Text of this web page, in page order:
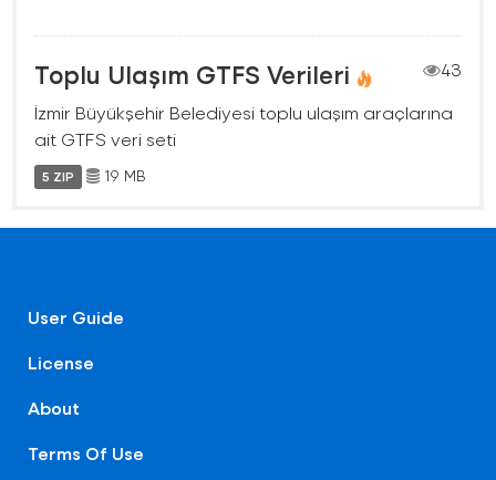
Toplu Ulaşım GTFS Verileri
43
İzmir Büyükşehir Belediyesi toplu ulaşım araçlarına
ait GTFS veri seti
5 ZIP 19 MB
User Guide
License
About
Terms Of Use